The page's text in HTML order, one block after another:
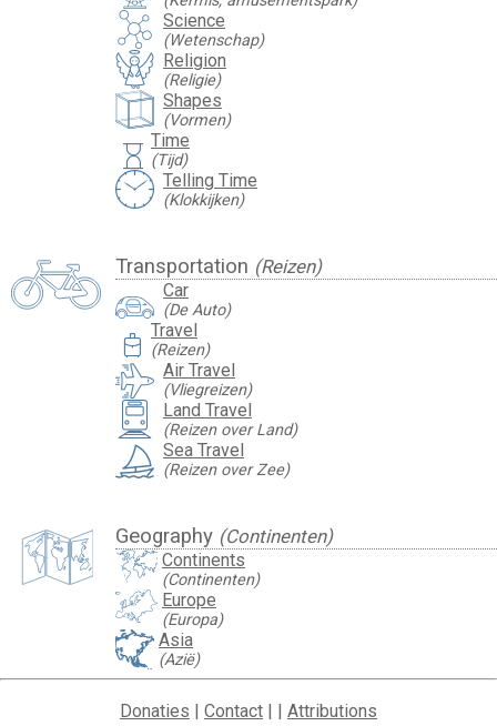
Science
(Wetenschap)
Religion
(Religie)
Shapes
(Vormen)
hourglass Time
(Tijd)
Telling Time
(Klokkijken)
Transportation (Reizen)
Car
(De Auto)
travel_luggage_and_bags Travel
(Reizen)
Air Travel
(Vliegreizen)
Land Travel
(Reizen over Land)
Sea Travel
(Reizen over Zee)
Geography (Continenten)
Continents
(Continenten)
Europe
(Europa)
Asia
(Azië)
Donaties | Contact | | Attributions